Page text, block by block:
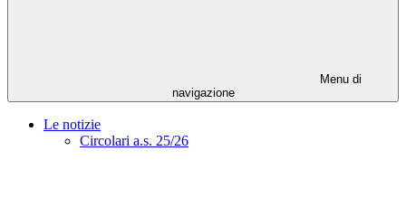
Menu di
navigazione
Le notizie
Circolari a.s. 25/26